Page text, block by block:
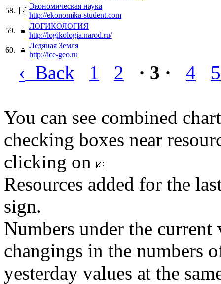
58.
Экономическая наука
http://ekonomika-student.com
59.
ЛОГИКОЛОГИЯ
http://logikologia.narod.ru/
60.
Ледяная Земля
http://ice-geo.ru
‹ Back 1 2 · 3 · 4 5
You can see combined
checking boxes near
clicking on
Resources added for the
sign.
Numbers under the
changings in the numbers
yesterday values at the